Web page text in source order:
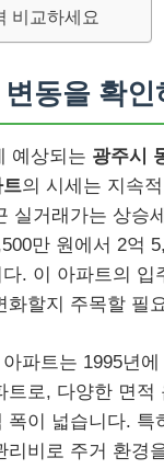
비교하세요
동을 확인
예상되는 광주시
의 시세는 지속
실거래가는 상승
만 원에서 2억
. 이 아파트의 입
화할지 주목할 필
파트는 1995년
트로, 다양한 면적
폭이 넓습니다. 특
리비로 주거 환경